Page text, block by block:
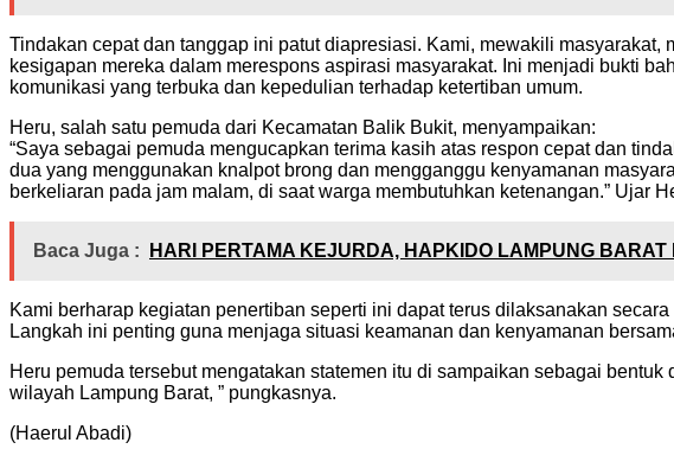
Tindakan cepat dan tanggap ini patut diapresiasi. Kami, mewakili
kesigapan mereka dalam merespons aspirasi masyarakat. Ini menjadi bukti
komunikasi yang terbuka dan kepedulian terhadap ketertiban umum.
Heru, salah satu pemuda dari Kecamatan Balik Bukit, menyampaikan:
“Saya sebagai pemuda mengucapkan terima kasih atas respon cepat dan
dua yang menggunakan knalpot brong dan mengganggu kenyamanan
berkeliaran pada jam malam, di saat warga membutuhkan ketenangan.” Ujar
Baca Juga : HARI PERTAMA KEJURDA, HAPKIDO LAMPUNG BARAT
Kami berharap kegiatan penertiban seperti ini dapat terus dilaksanakan
Langkah ini penting guna menjaga situasi keamanan dan kenyamanan
Heru pemuda tersebut mengatakan statemen itu di sampaikan sebagai
wilayah Lampung Barat, ” pungkasnya.
(Haerul Abadi)